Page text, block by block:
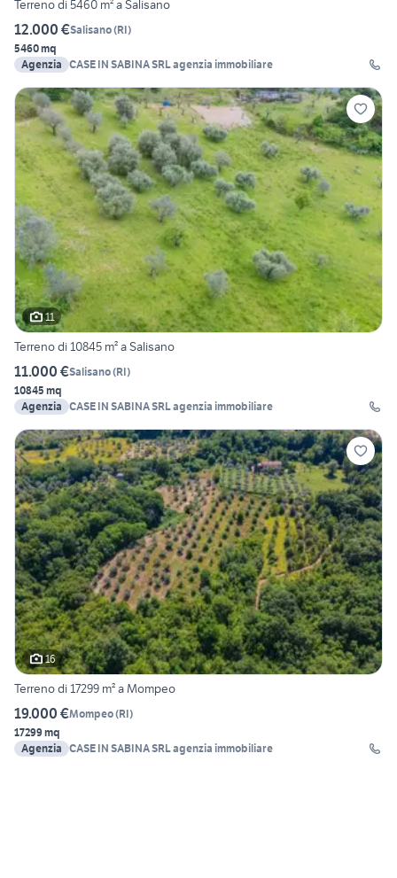
Terreno di 5460 m² a Salisano
12.000 €Salisano(RI)
5460 mq
Agenzia CASE IN SABINA SRL agenzia immobiliare
11
Terreno di 10845 m² a Salisano
11.000 €Salisano(RI)
10845 mq
Agenzia CASE IN SABINA SRL agenzia immobiliare
16
Terreno di 17299 m² a Mompeo
19.000 €Mompeo(RI)
17299 mq
Agenzia CASE IN SABINA SRL agenzia immobiliare